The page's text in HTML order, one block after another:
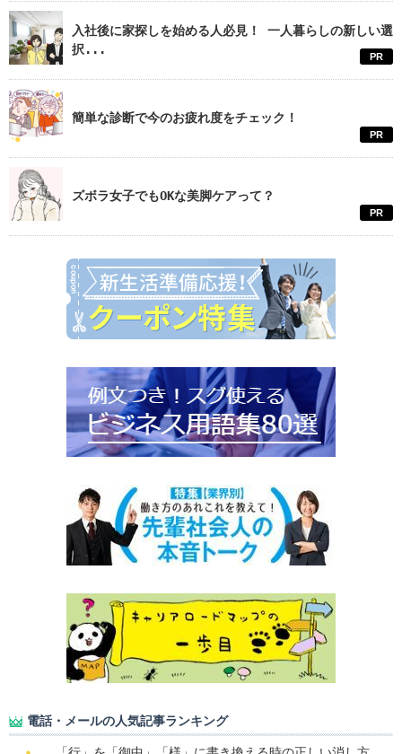
入社後に家探しを始める人必見！ 一人暮らしの新しい選
択...
PR
簡単な診断で今のお疲れ度をチェック！
PR
ズボラ女子でもOKな美脚ケアって？
PR
電話・メールの人気記事ランキング